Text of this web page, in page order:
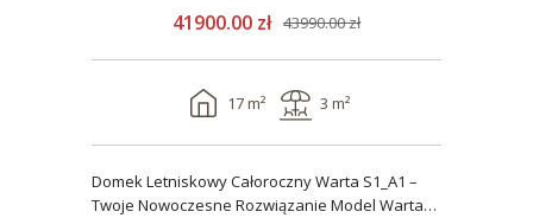
41900.00 zł 43990.00 zł
17 m² 3 m²
Domek Letniskowy Całoroczny Warta S1_A1 –
Twoje Nowoczesne Rozwiązanie Model Warta